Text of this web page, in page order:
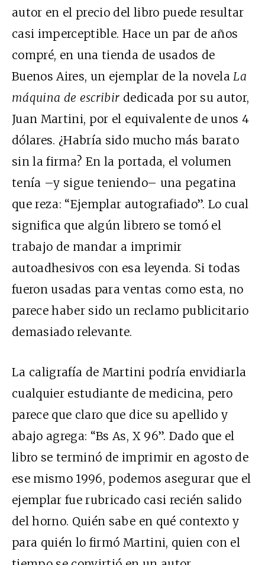
autor en el precio del libro puede resultar
casi imperceptible. Hace un par de años
compré, en una tienda de usados de
Buenos Aires, un ejemplar de la novelaLa
máquina de escribir dedicada por su autor,
Juan Martini, por el equivalente de unos 4
dólares. ¿Habría sido mucho más barato
sin la firma? En la portada, el volumen
tenía –y sigue teniendo– una pegatina
que reza: “Ejemplar autografiado”. Lo cual
significa que algún librero se tomó el
trabajo de mandar a imprimir
autoadhesivos con esa leyenda. Si todas
fueron usadas para ventas como esta, no
parece haber sido un reclamo publicitario
demasiado relevante.
La caligrafía de Martini podría envidiarla
cualquier estudiante de medicina, pero
parece que claro que dice su apellido y
abajo agrega: “Bs As, X 96”. Dado que el
libro se terminó de imprimir en agosto de
ese mismo 1996, podemos asegurar que el
ejemplar fue rubricado casi recién salido
del horno. Quién sabe en qué contexto y
para quién lo firmó Martini, quien con el